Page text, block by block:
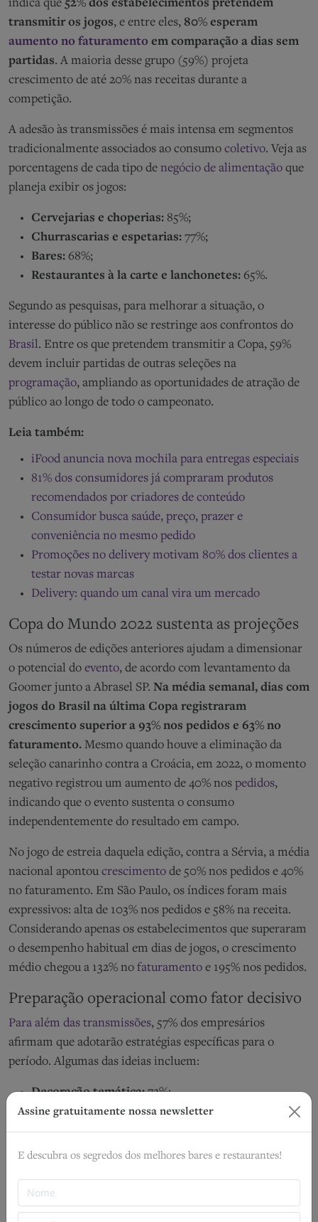
indica que 52% dos estabelecimentos pretendem
transmitir os jogos, e entre eles, 80% esperam
aumento no faturamento em comparação a dias sem
partidas. A maioria desse grupo (59%) projeta
crescimento de até 20% nas receitas durante a
competição.
A adesão às transmissões é mais intensa em segmentos
tradicionalmente associados ao consumo coletivo. Veja as
porcentagens de cada tipo de negócio de alimentação que
planeja exibir os jogos:
Cervejarias e choperias: 85%;
Churrascarias e espetarias: 77%;
Bares: 68%;
Restaurantes à la carte e lanchonetes: 65%.
Segundo as pesquisas, para melhorar a situação, o
interesse do público não se restringe aos confrontos do
Brasil. Entre os que pretendem transmitir a Copa, 59%
devem incluir partidas de outras seleções na
programação, ampliando as oportunidades de atração de
público ao longo de todo o campeonato.
Leia também:
iFood anuncia nova mochila para entregas especiais
81% dos consumidores já compraram produtos
recomendados por criadores de conteúdo
Consumidor busca saúde, preço, prazer e
conveniência no mesmo pedido
Promoções no delivery motivam 80% dos clientes a
testar novas marcas
Delivery: quando um canal vira um mercado
Copa do Mundo 2022 sustenta as projeções
Os números de edições anteriores ajudam a dimensionar
o potencial do evento, de acordo com levantamento da
Goomer junto a Abrasel SP. Na média semanal, dias com
jogos do Brasil na última Copa registraram
crescimento superior a 93% nos pedidos e 63% no
faturamento. Mesmo quando houve a eliminação da
seleção canarinho contra a Croácia, em 2022, o momento
negativo registrou um aumento de 40% nos pedidos,
indicando que o evento sustenta o consumo
independentemente do resultado em campo.
No jogo de estreia daquela edição, contra a Sérvia, a média
nacional apontou crescimento de 50% nos pedidos e 40%
no faturamento. Em São Paulo, os índices foram mais
expressivos: alta de 103% nos pedidos e 58% na receita.
Considerando apenas os estabelecimentos que superaram
o desempenho habitual em dias de jogos, o crescimento
médio chegou a 132% no faturamento e 195% nos pedidos.
Preparação operacional como fator decisivo
Para além das transmissões, 57% dos empresários
afirmam que adotarão estratégias específicas para o
período. Algumas das ideias incluem:
Decoração temática:72%;
Cardápios e tira-gostos exclusivos:
Investimentos em equipamentos de exibição:
49%;
Do ponto de vista operacional, o período exige
planejamento antecipado
Assine gratuitamente nossa newsletter
E descubra os segredos dos melhores bares e restaurantes!